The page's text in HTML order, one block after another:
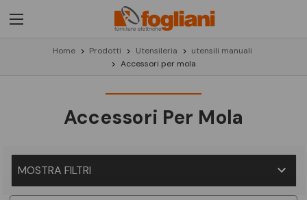
Home Prodotti Utensileria
utensili manuali
Accessori per mola
Accessori Per Mola
MOSTRA FILTRI